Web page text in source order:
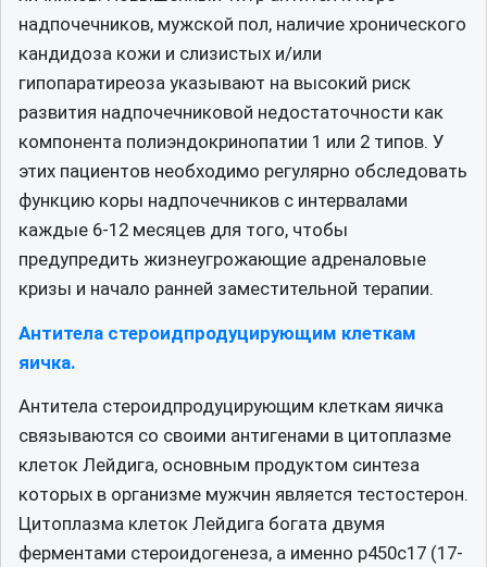
надпочечников, мужской пол, наличие хронического
кандидоза кожи и слизистых и/или
гипопаратиреоза указывают на высокий риск
развития надпочечниковой недостаточности как
компонента полиэндокринопатии 1 или 2 типов. У
этих пациентов необходимо регулярно обследовать
функцию коры надпочечников с интервалами
каждые 6-12 месяцев для того, чтобы
предупредить жизнеугрожающие адреналовые
кризы и начало ранней заместительной терапии.
Антитела стероидпродуцирующим клеткам
яичка.
Антитела стероидпродуцирующим клеткам яичка
связываются со своими антигенами в цитоплазме
клеток Лейдига, основным продуктом синтеза
которых в организме мужчин является тестостерон.
Цитоплазма клеток Лейдига богата двумя
ферментами стероидогенеза, а именно р450с17 (17-